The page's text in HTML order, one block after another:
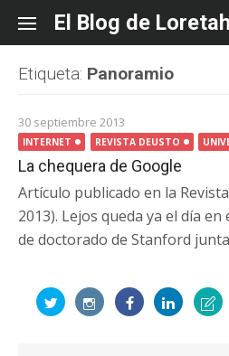
content
El Blog de
Etiqueta: Panoramio
30 septiembre 2013
INTERNET REVISTA DEUSTO
La chequera de Google
Artículo publicado en la
2013). Lejos queda ya el día
de doctorado de Stanford